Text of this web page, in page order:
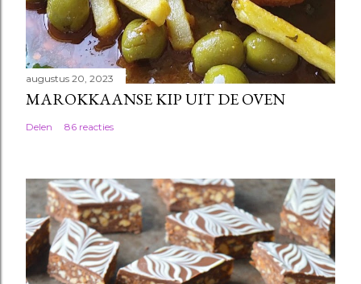
augustus 20, 2023
MAROKKAANSE KIP UIT DE OVEN
Delen 86 reacties